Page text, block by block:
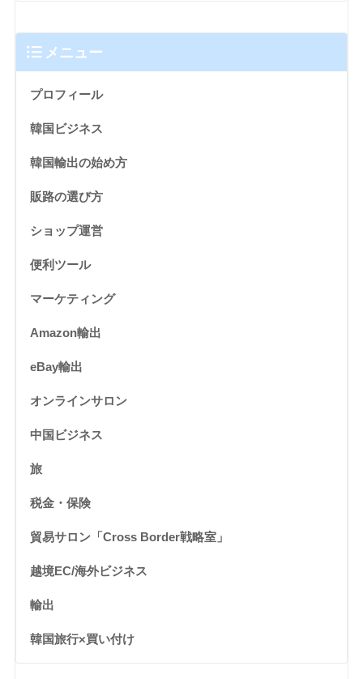
メニュー
プロフィール
韓国ビジネス
韓国輸出の始め方
販路の選び方
ショップ運営
便利ツール
マーケティング
Amazon輸出
eBay輸出
オンラインサロン
中国ビジネス
旅
税金・保険
貿易サロン「Cross Border戦略室」
越境EC/海外ビジネス
輸出
韓国旅行×買い付け